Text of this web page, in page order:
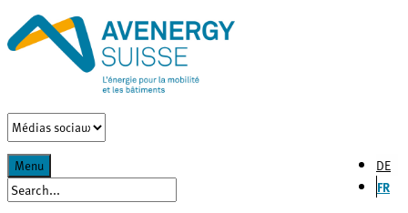
DE
FR
Menu